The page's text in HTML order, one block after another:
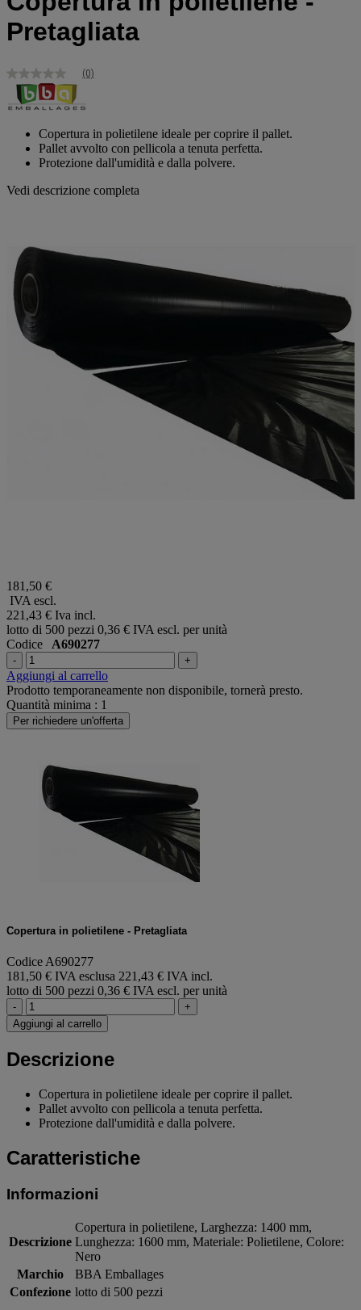
Pretagliata
Nessuna
valutazione
Stesso
pagina.
(0)
Copertura in polietilene ideale per coprire il pallet.
Pallet avvolto con pellicola a tenuta perfetta.
Protezione dall'umidità e dalla polvere.
Vedi descrizione completa
181,50 €
IVA escl.
221,43 € Iva incl.
lotto di 500 pezzi 0,36 € IVA escl. per unità
Codice A690277
- +
Aggiungi al carrello
Prodotto temporaneamente non disponibile, tornerà presto.
Quantità minima : 1
Per richiedere un'offerta
Copertura in polietilene - Pretagliata
Codice A690277
181,50 € IVA esclusa 221,43 € IVA incl.
lotto di 500 pezzi 0,36 € IVA escl. per unità
-
+
Aggiungi al carrello
Descrizione
Copertura in polietilene ideale per coprire il pallet.
Pallet avvolto con pellicola a tenuta perfetta.
Protezione dall'umidità e dalla polvere.
Caratteristiche
Informazioni
Descrizione
Copertura in polietilene, Larghezza: 1400 mm,
Lunghezza: 1600 mm, Materiale: Polietilene, Colore:
Nero
Marchio
BBA Emballages
Confezione lotto di 500 pezzi